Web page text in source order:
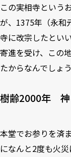
この実相寺という
が、1375年（永和
寺に改宗したとい
寄進を受け、この
たからなんでしょう
樹齢2000年 神
本堂でお参りを済
になんと2度も火